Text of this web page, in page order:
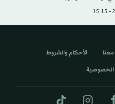
الأحكام والشروط
الخصوصية